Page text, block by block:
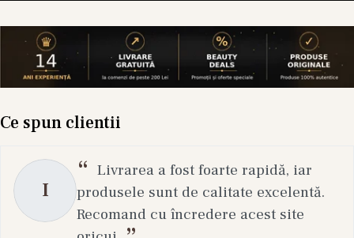
Ce spun clientii
I
Livrarea a fost foarte rapidă, iar
produsele sunt de calitate excelentă.
Recomand cu încredere acest site